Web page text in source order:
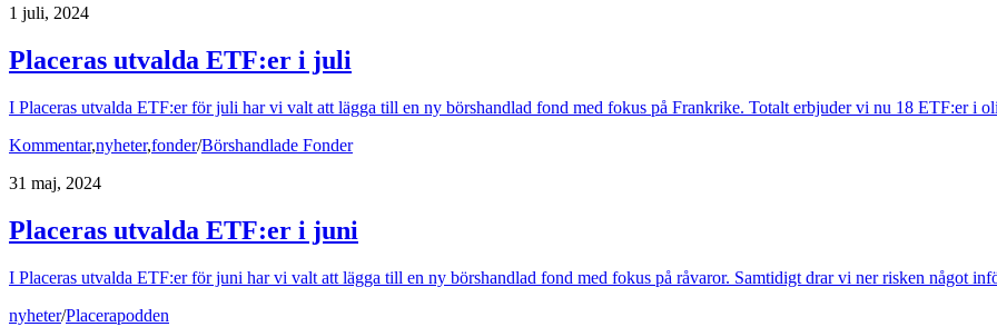
1 juli, 2024
Placeras utvalda ETF:er i juli
I Placeras utvalda ETF:er för juli har vi valt att lägga till en ny börshandlad fond med fokus på Frankrike. Totalt erbjuder vi nu 18 ETF:er i
Kommentar,nyheter,fonder/Börshandlade Fonder
31 maj, 2024
Placeras utvalda ETF:er i juni
I Placeras utvalda ETF:er för juni har vi valt att lägga till en ny börshandlad fond med fokus på råvaror. Samtidigt drar vi ner risken något
nyheter/Placerapodden